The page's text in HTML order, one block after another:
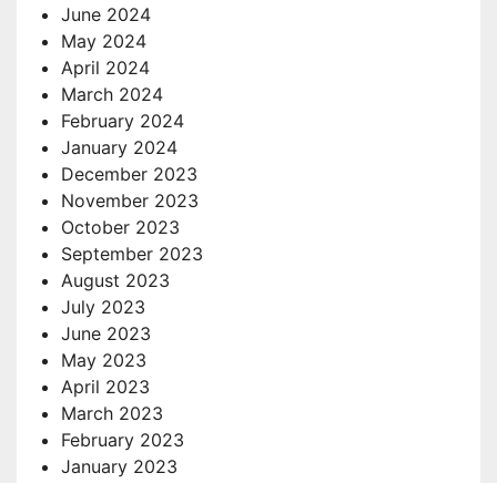
June 2024
May 2024
April 2024
March 2024
February 2024
January 2024
December 2023
November 2023
October 2023
September 2023
August 2023
July 2023
June 2023
May 2023
April 2023
March 2023
February 2023
January 2023